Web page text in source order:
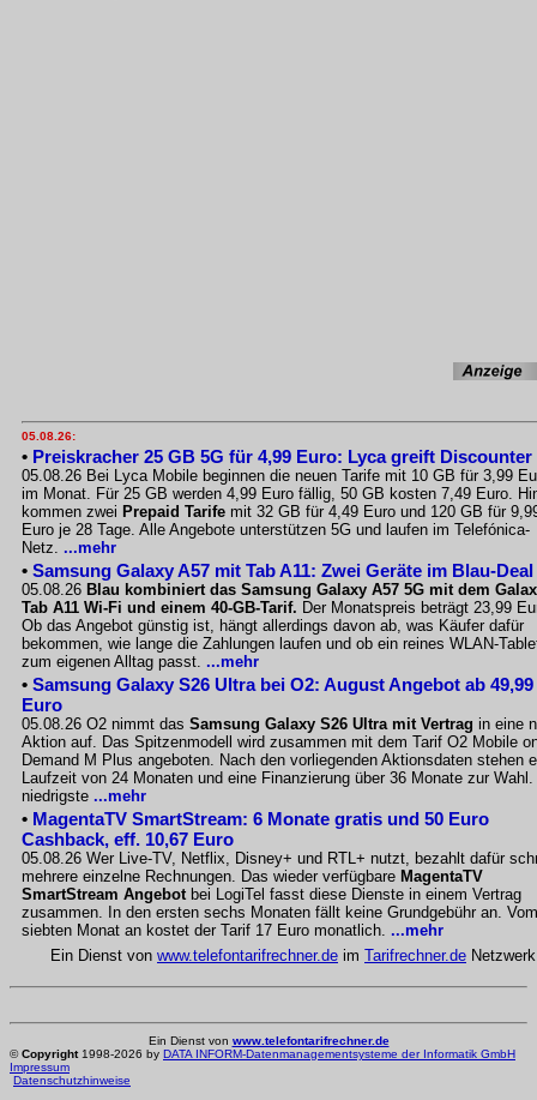
05.08.26:
• Preiskracher 25 GB 5G für 4,99 Euro: Lyca greift Discounter
05.08.26 Bei Lyca Mobile beginnen die neuen Tarife mit 10 GB für 3,99
im Monat. Für 25 GB werden 4,99 Euro fällig, 50 GB kosten 7,49 Euro.
kommen zwei Prepaid Tarife mit 32 GB für 4,49 Euro und 120 GB für
Euro je 28 Tage. Alle Angebote unterstützen 5G und laufen im Telefónica-
Netz. ...mehr
• Samsung Galaxy A57 mit Tab A11: Zwei Geräte im Blau-Deal
05.08.26 Blau kombiniert das Samsung Galaxy A57 5G mit dem
Tab A11 Wi-Fi und einem 40-GB-Tarif. Der Monatspreis beträgt 23,99
Ob das Angebot günstig ist, hängt allerdings davon ab, was Käufer dafür
bekommen, wie lange die Zahlungen laufen und ob ein reines WLAN-
zum eigenen Alltag passt. ...mehr
• Samsung Galaxy S26 Ultra bei O2: August Angebot ab 49,99
Euro
05.08.26 O2 nimmt das Samsung Galaxy S26 Ultra mit Vertrag in eine
Aktion auf. Das Spitzenmodell wird zusammen mit dem Tarif O2 Mobile
Demand M Plus angeboten. Nach den vorliegenden Aktionsdaten stehen
Laufzeit von 24 Monaten und eine Finanzierung über 36 Monate zur Wahl.
niedrigste ...mehr
• MagentaTV SmartStream: 6 Monate gratis und 50 Euro
Cashback, eff. 10,67 Euro
05.08.26 Wer Live-TV, Netflix, Disney+ und RTL+ nutzt, bezahlt dafür
mehrere einzelne Rechnungen. Das wieder verfügbare MagentaTV
SmartStream Angebotbei LogiTel fasst diese Dienste in einem Vertrag
zusammen. In den ersten sechs Monaten fällt keine Grundgebühr an. Vom
siebten Monat an kostet der Tarif 17 Euro monatlich. ...mehr
Ein Dienst von www.telefontarifrechner.de im Tarifrechner.de Netzwerk
Ein Dienst von www.telefontarifrechner.de
©Copyright1998-2026 by DATA INFORM-Datenmanagementsysteme der Informatik GmbH
Impressum
Datenschutzhinweise